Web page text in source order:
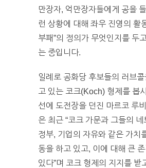
만장자, 억만장자들에게 공을
런 상황에 대해 좌우 진영의 활
부패”의 정의가 무엇인지를 두
는 중입니다.
일례로 공화당 후보들의 러브
고 있는 코크(Koch) 형제를 봅
선에 도전장을 던진 마르코 루
은 최근 “코크 가문과 그들의
정부, 기업의 자유와 같은 가치
동을 하고 있고, 이에 대해 큰
있다”며 코크 형제의 지지를 받